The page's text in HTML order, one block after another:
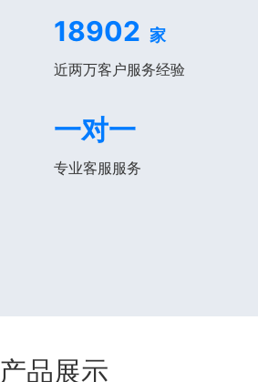
18902 家
近两万客户服务经验
一对一
专业客服服务
产品展示